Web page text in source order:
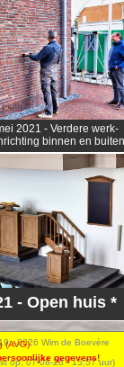
- 2026 Wim de Boevère
op: 07-08-26 - 15:57 uur)
2021 - Verdere werk-
binnen en buiten
- Open huis *